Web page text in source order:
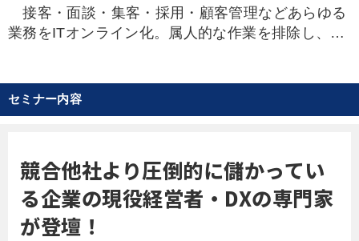
接客・面談・集客・採用・顧客管理などあらゆる
業務をITオンライン化。属人的な作業を排除し、生
デル”を実現した工務店の３代目社長。
セミナー内容
競合他社より圧倒的に儲かってい
る企業の現役経営者・DXの専門家
が登壇！